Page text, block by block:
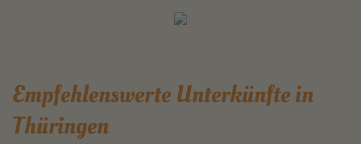
Empfehlenswerte Unterkünfte in
Thüringen